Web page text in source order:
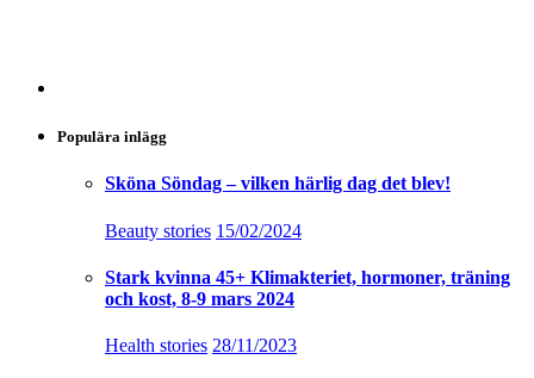
Populära inlägg
Sköna Söndag – vilken härlig dag det blev!
Beauty stories 15/02/2024
Stark kvinna 45+ Klimakteriet, hormoner, träning
och kost, 8-9 mars 2024
Health stories 28/11/2023